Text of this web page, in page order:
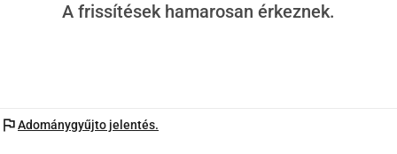
A frissítések hamarosan érkeznek.
flagAdománygyűjto jelentés.